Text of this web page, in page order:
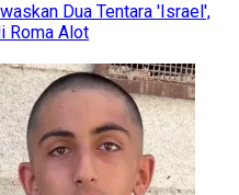
Dua Tentara 'Israel',
Roma Alot